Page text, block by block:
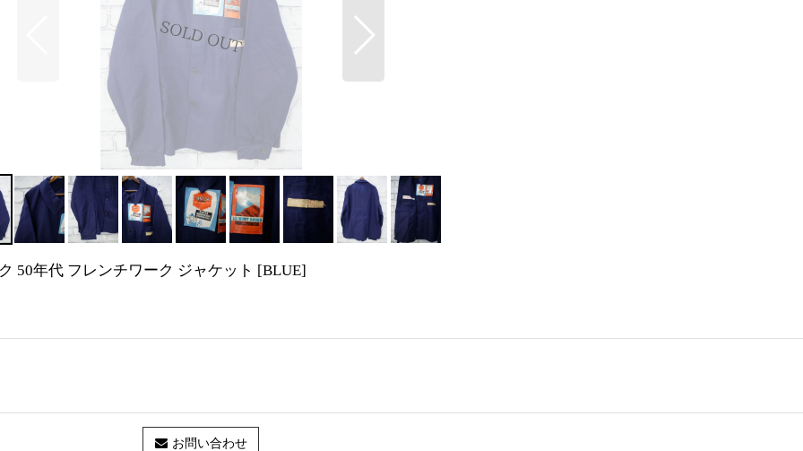
50年代 フレンチワーク ジャケット [BLUE]
お問い合わせ